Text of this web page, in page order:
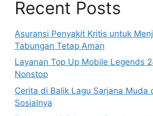
Recent Posts
Asuransi Penyakit Kritis untuk
Tabungan Tetap Aman
Layanan Top Up Mobile Legends
Nonstop
Cerita di Balik Lagu Sarjana Muda
Sosialnya